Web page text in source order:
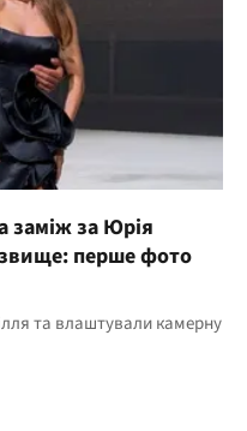
заміж за Юрія
перше фото
та влаштували камерну